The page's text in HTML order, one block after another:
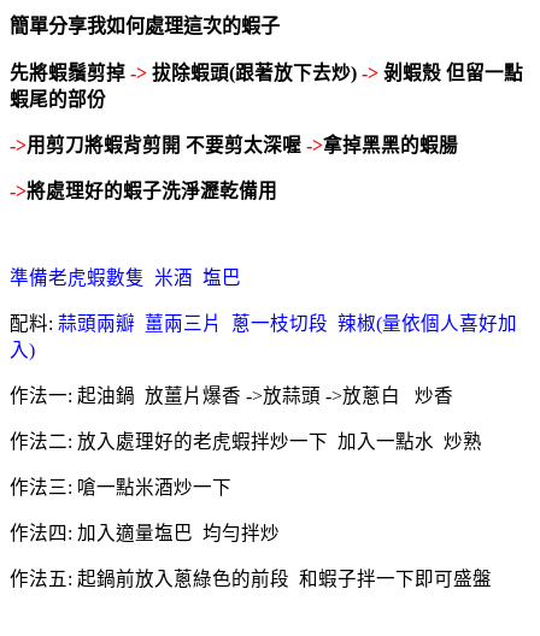
簡單分享我如何處理這次的蝦子
先將蝦鬚剪掉 -> 拔除蝦頭(跟著放下去炒) -> 剝蝦殼 但留一點
蝦尾的部份
->用剪刀將蝦背剪開 不要剪太深喔 ->拿掉黑黑的蝦腸
->將處理好的蝦子洗淨瀝乾備用
準備老虎蝦數隻 米酒 塩巴
配料: 蒜頭兩瓣 薑兩三片 蔥一枝切段 辣椒(量依個人喜好加
入)
作法一: 起油鍋 放薑片爆香 ->放蒜頭 ->放蔥白 炒香
作法二: 放入處理好的老虎蝦拌炒一下 加入一點水 炒熟
作法三: 嗆一點米酒炒一下
作法四: 加入適量塩巴 均勻拌炒
作法五: 起鍋前放入蔥綠色的前段 和蝦子拌一下即可盛盤